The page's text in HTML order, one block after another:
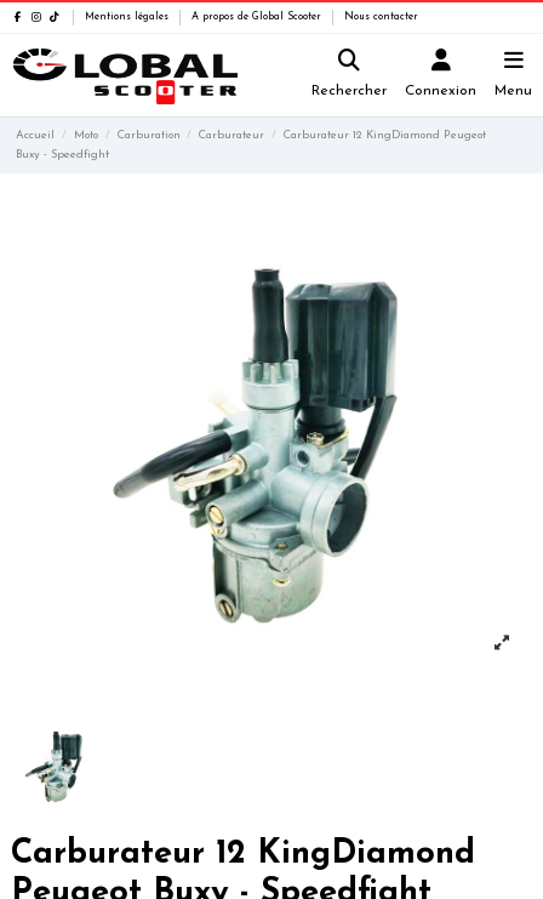
Mentions légales A propos de Global Scooter Nous contacter
Rechercher Connexion Menu
Accueil Moto Carburation Carburateur
Carburateur 12 KingDiamond Peugeot
Buxy - Speedfight
Carburateur 12 KingDiamond